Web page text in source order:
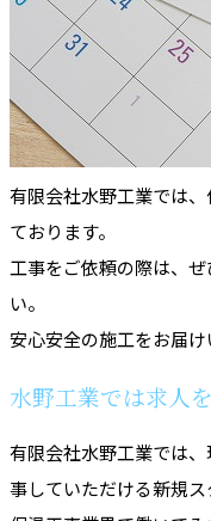
有限会社水野工業では
ております。
工事をご依頼の際は、ぜ
い。
安心安全の施工をお届け
水野工業では求人
有限会社水野工業では
事していただける新規ス